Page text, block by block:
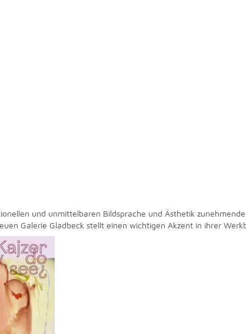
und unmittelbaren Bildsprache und Ästhetik
Galerie Gladbeck stellt einen wichtigen Akzent in ihrer